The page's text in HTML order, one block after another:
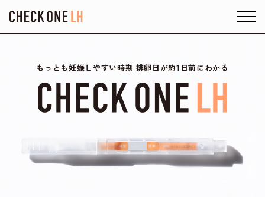
もっとも妊娠しやすい時期 排卵日が約1日前にわかる